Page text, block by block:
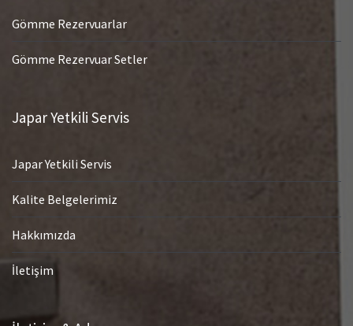
Gömme Rezervuarlar
Gömme Rezervuar Setler
Japar Yetkili Servis
Japar Yetkili Servis
Kalite Belgelerimiz
Hakkımızda
İletişim